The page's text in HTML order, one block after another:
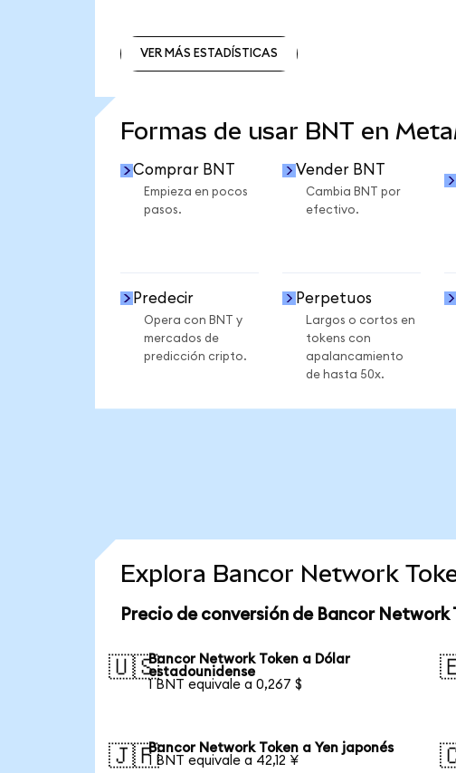
VER MÁS ESTADÍSTICAS
Formas de usar BNT en
Comprar BNT
Empieza en pocos
pasos.
Vender BNT
Cambia BNT por
efectivo.
Predecir
Opera con BNT y
mercados de
predicción cripto.
Perpetuos
Largos o cortos en
tokens con
apalancamiento
de hasta 50x.
Explora Bancor Network
Precio de conversión de Bancor Network
🇺🇸Bancor Network Token a Dólar
estadounidense
1 BNT equivale a 0,267 $
🇯🇵Bancor Network Token a Yen japonés
1 BNT equivale a 42,12 ¥